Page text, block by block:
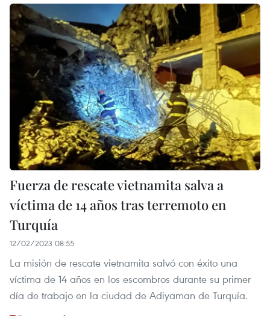
Fuerza de rescate vietnamita salva a
víctima de 14 años tras terremoto en
Turquía
12/02/2023 08:55
La misión de rescate vietnamita salvó con éxito una
víctima de 14 años en los escombros durante su primer
día de trabajo en la ciudad de Adiyaman de Turquía.